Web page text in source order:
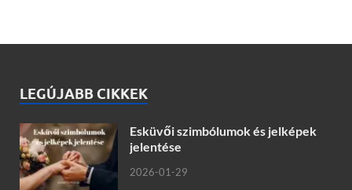
LEGÚJABB CIKKEK
Esküvői szimbólumok és jelképek
jelentése
2026-01-29